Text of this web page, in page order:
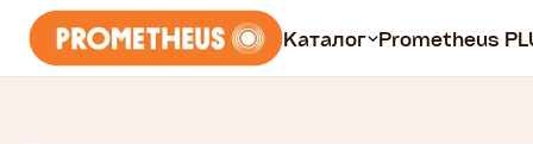
Каталог Prometheus